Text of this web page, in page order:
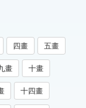
四畫 五畫
畫 十畫
十四畫